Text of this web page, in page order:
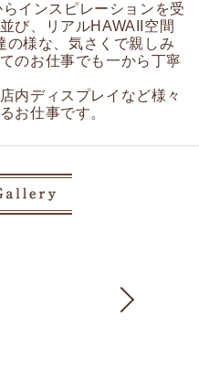
インスピレーションを受
び、リアルHAWAII空間
の様な、気さくで親しみ
のお仕事でも一から丁寧
内ディスプレイなど様々
お仕事です。